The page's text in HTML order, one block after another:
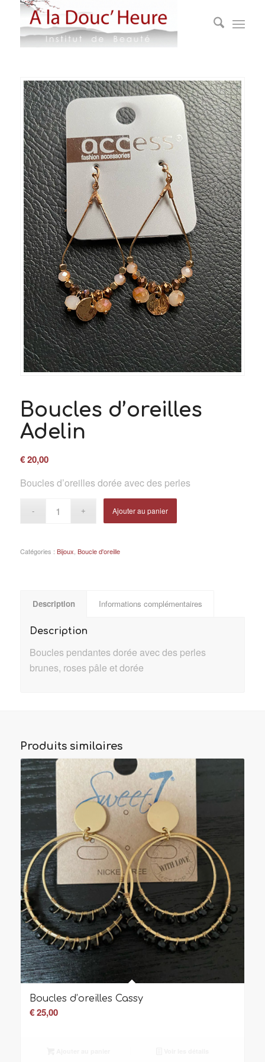
Boucles d’oreilles
Adelin
€20,00
Boucles d’oreilles dorée avec des perles
Ajouter au panier
Catégories : Bijoux Boucle d'oreille
Description Informations complémentaires
Description
Boucles pendantes dorée avec des perles
brunes, roses pâle et dorée
Produits similaires
Boucles d’oreilles Cassy
€25,00